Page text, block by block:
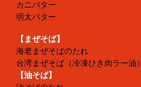
カニバター
明太バター
【まぜそば】
海老まぜそばのたれ
台湾まぜそば（冷凍ひき肉ラー油）
【油そば】